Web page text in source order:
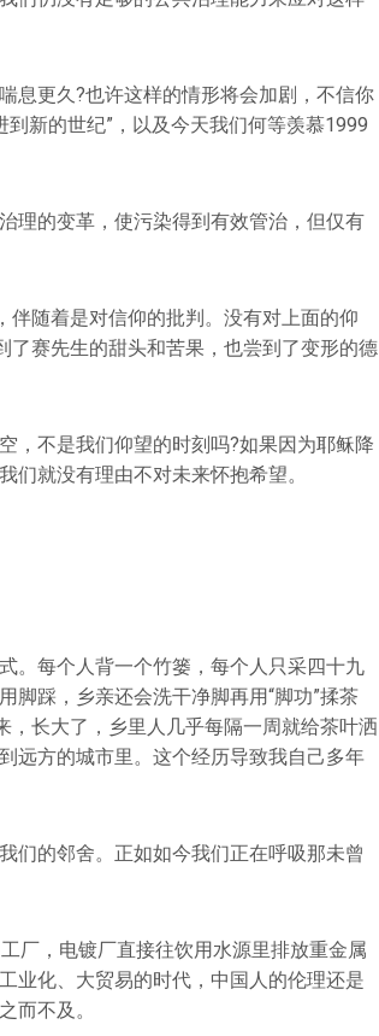
息更久?也许这样的情形将会加剧，不信你
新的世纪”，以及今天我们何等羡慕1999
理的变革，使污染得到有效管治，但仅有
随着是对信仰的批判。没有对上面的仰
赛先生的甜头和苦果，也尝到了变形的德
，不是我们仰望的时刻吗?如果因为耶稣降
们就没有理由不对未来怀抱希望。
。每个人背一个竹篓，每个人只采四十九
脚踩，乡亲还会洗干净脚再用“脚功”揉茶
，长大了，乡里人几乎每隔一周就给茶叶洒
远方的城市里。这个经历导致我自己多年
们的邻舍。正如如今我们正在呼吸那未曾
厂，电镀厂直接往饮用水源里排放重金属
业化、大贸易的时代，中国人的伦理还是
而不及。